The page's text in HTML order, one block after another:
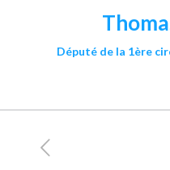
Député de la 1ère